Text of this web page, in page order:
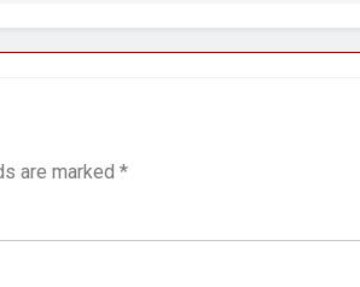
श्री
से जवाबदेही कब? कहां चला
are marked *